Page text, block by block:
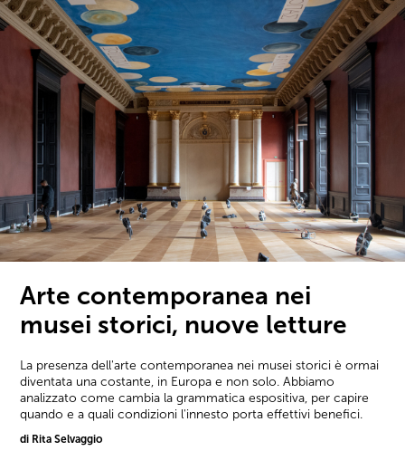
Arte contemporanea nei
musei storici, nuove letture
La presenza dell'arte contemporanea nei musei storici è ormai
diventata una costante, in Europa e non solo. Abbiamo
analizzato come cambia la grammatica espositiva, per capire
quando e a quali condizioni l'innesto porta effettivi benefici.
di Rita Selvaggio